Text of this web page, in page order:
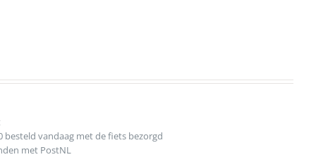
besteld vandaag met de fiets bezorgd
met PostNL